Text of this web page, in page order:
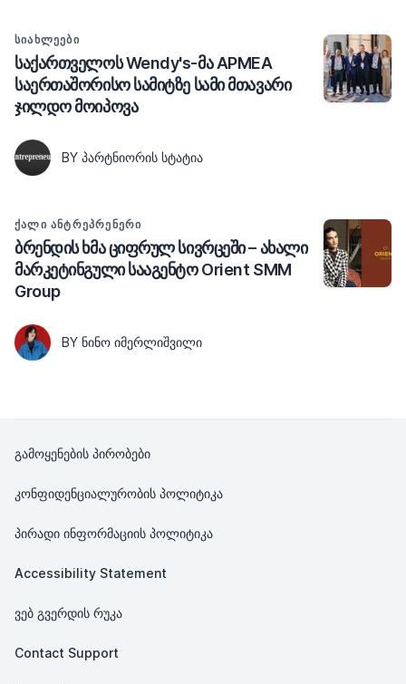
ᲡᲘᲐᲮᲚᲔᲔᲑᲘ
საქართველოს Wendy's-მა APMEA
საერთაშორისო სამიტზე სამი მთავარი
ჯილდო მოიპოვა
BY ᲞᲐᲠᲢᲜᲘᲝᲠᲘᲡ ᲡᲢᲐᲢᲘᲐ
ᲥᲐᲚᲘ ᲐᲜᲢᲠᲔᲞᲠᲔᲜᲔᲠᲘ
ბრენდის ხმა ციფრულ სივრცეში – ახალი
მარკეტინგული სააგენტო Orient SMM
Group
BY ᲜᲘᲜᲝ ᲘᲛᲔᲠᲚᲘᲨᲕᲘᲚᲘ
გამოყენების პირობები
კონფიდენციალურობის პოლიტიკა
პირადი ინფორმაციის პოლიტიკა
Accessibility Statement
ვებ გვერდის რუკა
Contact Support